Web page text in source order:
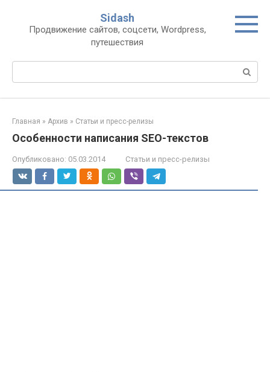
контенту
Sidash
Продвижение сайтов, соцсети, Wordpress,
путешествия
Главная » Архив » Статьи и пресс-релизы
Особенности написания SEO-текстов
Опубликовано: 05.03.2014 Статьи и пресс-релизы